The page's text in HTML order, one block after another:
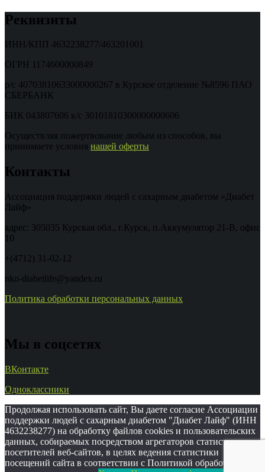
Реквизиты
ИНН/КПП 4632238277/463201001
ОГРН 1174600000849
р/с 40703810633000000267 в Курское отделение №8596 ПАО
СБЕРБАНК
БИК 043807606 к/с 30101810300000000606
Осуществляя пожертвование любым из способов, вы
принимаете условия нашей оферты
Контакты
Ассоциация поддержки людей с сахарным диабетом «Диабет
Лайф»
адрес: 305035 Курская обл., г.Курск, п.Аккумулятор 21-В, офис
10
+(4712) 31-02-12
nko-diabetlife@yandex.ru
Политика обработки персональных данных
Мы в соцсетях
ВКонтакте
Одноклассники
Продолжая использовать сайт, Вы даете согласие Ассоциации
поддержки людей с сахарным диабетом "Диабет Лайф" (ИНН
4632238277) на обработку файлов cookies и пользовательских
данных, собираемых посредством агрегаторов статистики
посетителей веб-сайтов, в целях ведения статистики
посещений сайта в соответствии с Политикой обработки